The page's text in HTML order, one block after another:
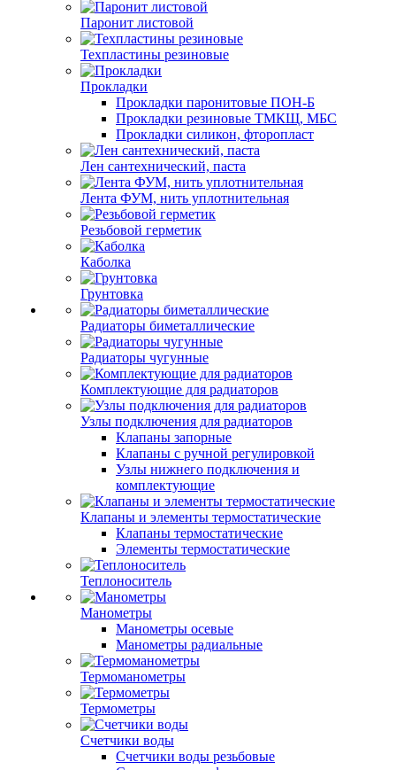
Паронит листовой
Техпластины резиновые
Прокладки
Прокладки паронитовые ПОН-Б
Прокладки резиновые ТМКЩ, МБС
Прокладки силикон, фторопласт
Лен сантехнический, паста
Лента ФУМ, нить уплотнительная
Резьбовой герметик
Каболка
Грунтовка
Радиаторы биметаллические
Радиаторы чугунные
Комплектующие для радиаторов
Узлы подключения для радиаторов
Клапаны запорные
Клапаны с ручной регулировкой
Узлы нижнего подключения и
комплектующие
Клапаны и элементы термостатические
Клапаны термостатические
Элементы термостатические
Теплоноситель
Манометры
Манометры осевые
Манометры радиальные
Термоманометры
Термометры
Счетчики воды
Счетчики воды резьбовые